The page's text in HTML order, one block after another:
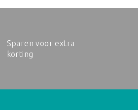
Sparen voor extra
korting